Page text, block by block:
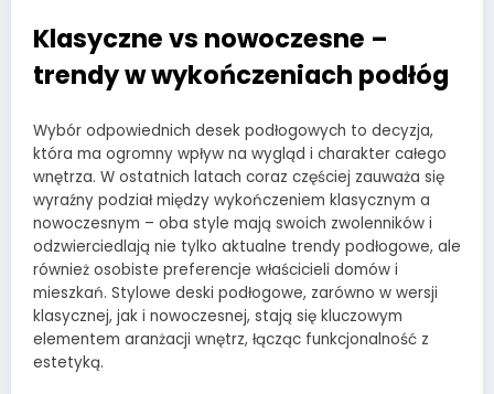
Klasyczne vs nowoczesne –
trendy w wykończeniach podłóg
Wybór odpowiednich desek podłogowych to decyzja,
która ma ogromny wpływ na wygląd i charakter całego
wnętrza. W ostatnich latach coraz częściej zauważa się
wyraźny podział między wykończeniem klasycznym a
nowoczesnym – oba style mają swoich zwolenników i
odzwierciedlają nie tylko aktualne trendy podłogowe, ale
również osobiste preferencje właścicieli domów i
mieszkań. Stylowe deski podłogowe, zarówno w wersji
klasycznej, jak i nowoczesnej, stają się kluczowym
elementem aranżacji wnętrz, łącząc funkcjonalność z
estetyką.